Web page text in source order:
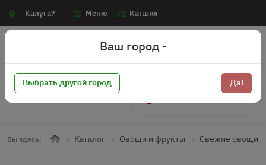
Калуга? Меню Каталог
Вы здесь: Каталог Овощи и фрукты Свежие овощи
Ваш город -
Выбрать другой город Да!